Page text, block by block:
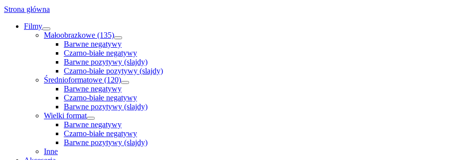
Strona główna
Filmy
Małoobrazkowe (135)
Barwne negatywy
Czarno-białe negatywy
Barwne pozytywy (slajdy)
Czarno-białe pozytywy (slajdy)
Średnioformatowe (120)
Barwne negatywy
Czarno-białe negatywy
Barwne pozytywy (slajdy)
Wielki format
Barwne negatywy
Czarno-białe negatywy
Barwne pozytywy (slajdy)
Inne